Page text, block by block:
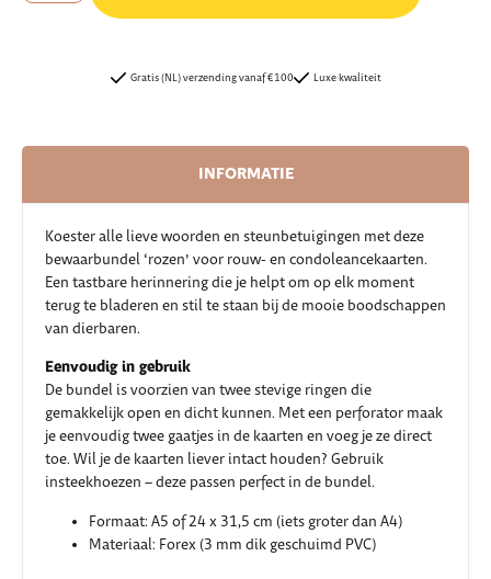
Gratis (NL) verzending vanaf €100 Luxe kwaliteit
INFORMATIE
Koester alle lieve woorden en steunbetuigingen met deze
bewaarbundel ‘rozen’ voor rouw- en condoleancekaarten.
Een tastbare herinnering die je helpt om op elk moment
terug te bladeren en stil te staan bij de mooie boodschappen
van dierbaren.
Eenvoudig in gebruik
De bundel is voorzien van twee stevige ringen die
gemakkelijk open en dicht kunnen. Met een perforator maak
je eenvoudig twee gaatjes in de kaarten en voeg je ze direct
toe. Wil je de kaarten liever intact houden? Gebruik
insteekhoezen – deze passen perfect in de bundel.
Formaat: A5 of 24 x 31,5 cm (iets groter dan A4)
Materiaal: Forex (3 mm dik geschuimd PVC)